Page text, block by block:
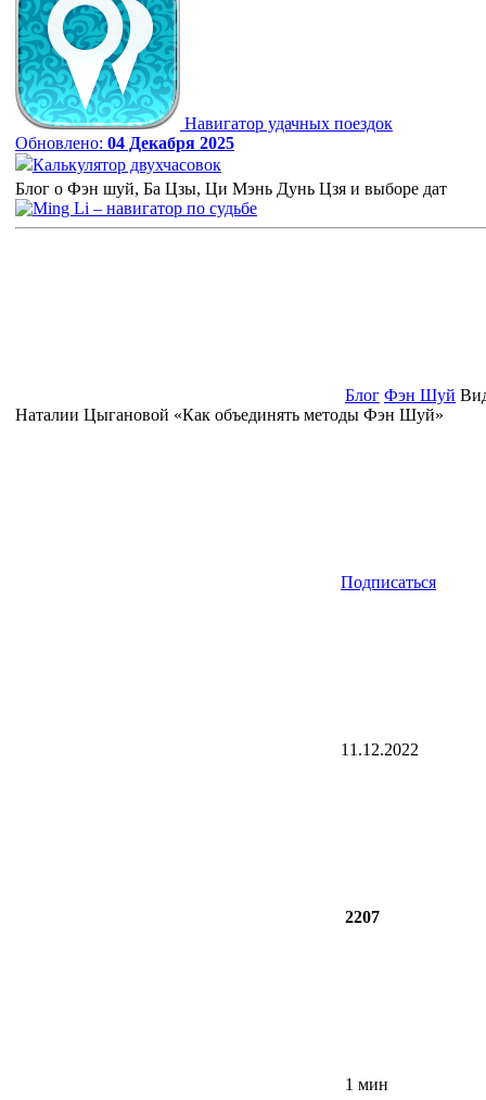
Навигатор удачных поездок
Обновлено: 04 Декабря 2025
Калькулятор двухчасовок
Блог о Фэн шуй, Ба Цзы, Ци Мэнь Дунь Цзя и выборе дат
Блог Фэн Шуй
Наталии Цыгановой «Как объединять методы Фэн Шуй»
Подписаться
11.12.2022
2207
1 мин